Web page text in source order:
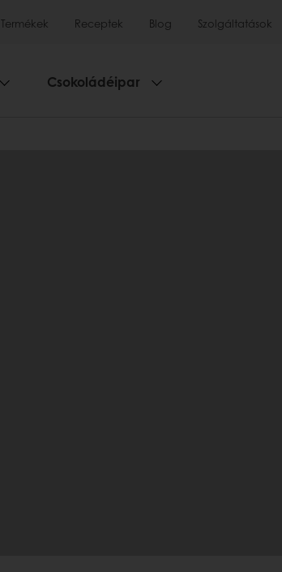
Termékek Receptek Blog Szolgáltatások
Csokoládéipar